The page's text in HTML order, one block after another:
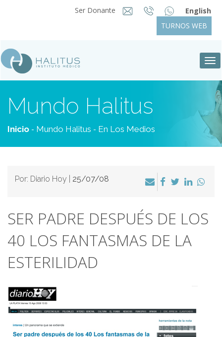
Ser Donante
English
TURNOS WEB
Mundo Halitus
Inicio - Mundo Halitus - En Los Medios
Por: Diario Hoy | 25/07/08
SER PADRE DESPUÉS DE LOS
40 LOS FANTASMAS DE LA
ESTERILIDAD